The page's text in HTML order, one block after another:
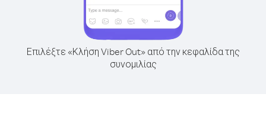
Επιλέξτε «Κλήση Viber Out» από την κεφαλίδα της
συνομιλίας